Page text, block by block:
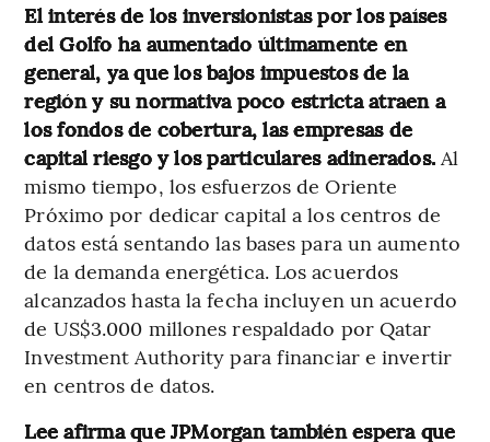
El interés de los inversionistas por los países
del Golfo ha aumentado últimamente en
general, ya que los bajos impuestos de la
región y su normativa poco estricta atraen a
los fondos de cobertura, las empresas de
capital riesgo y los particulares adinerados. Al
mismo tiempo, los esfuerzos de Oriente
Próximo por dedicar capital a los centros de
datos está sentando las bases para un aumento
de la demanda energética. Los acuerdos
alcanzados hasta la fecha incluyen un acuerdo
de US$3.000 millones respaldado por Qatar
Investment Authority para financiar e invertir
en centros de datos.
Lee afirma que JPMorgan también espera que